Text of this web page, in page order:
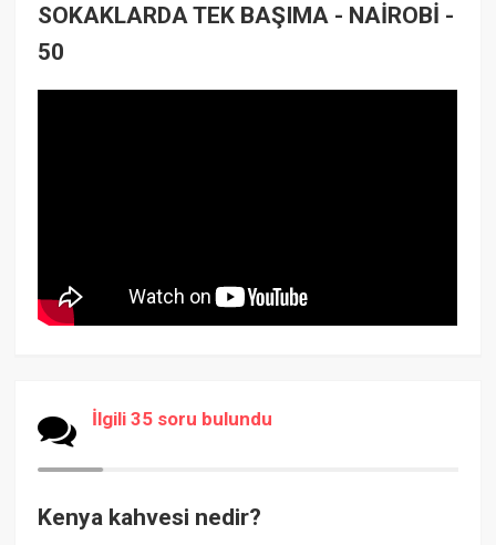
SOKAKLARDA TEK BAŞIMA - NAİROBİ -
50
İlgili 35 soru bulundu
Kenya kahvesi nedir?